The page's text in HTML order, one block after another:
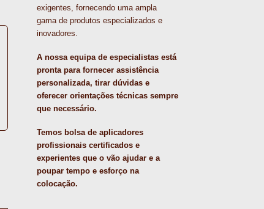
exigentes, fornecendo uma ampla
gama de produtos especializados e
inovadores.
A nossa equipa de especialistas está
pronta para fornecer assistência
personalizada, tirar dúvidas e
oferecer orientações técnicas sempre
que necessário.
Temos bolsa de aplicadores
profissionais certificados e
experientes que o vão ajudar e a
poupar tempo e esforço na
colocação.